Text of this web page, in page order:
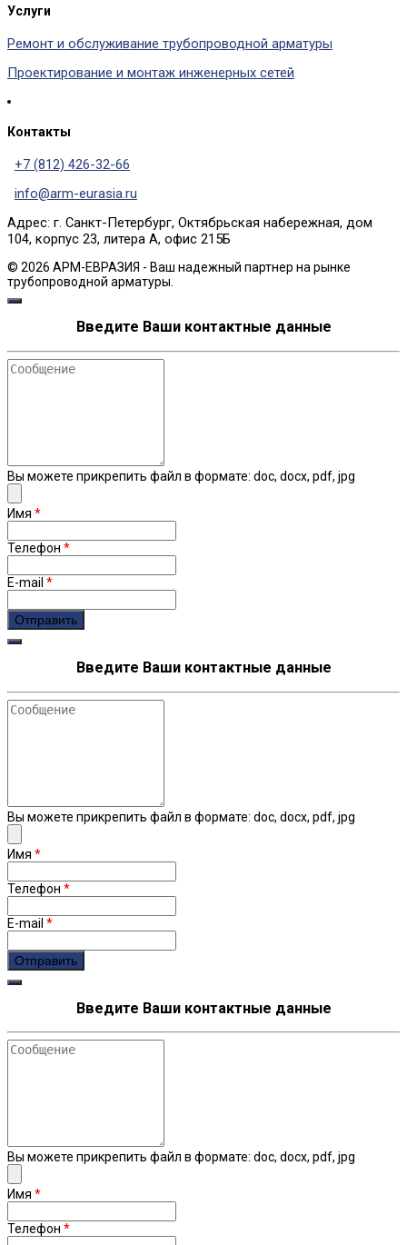
Услуги
Ремонт и обслуживание трубопроводной арматуры
Проектирование и монтаж инженерных сетей
Контакты
+7 (812) 426-32-66
info@arm-eurasia.ru
Адрес: г. Санкт-Петербург, Октябрьская набережная, дом
104, корпус 23, литера А, офис 215Б
© 2026 АРМ-ЕВРАЗИЯ - Ваш надежный партнер на рынке
трубопроводной арматуры.
Введите Ваши контактные данные
Сообщение
Вы можете прикрепить файл в формате: doc, docx, pdf, jpg
Имя *
Телефон *
E-mail *
recaptcha
Введите Ваши контактные данные
Сообщение
Вы можете прикрепить файл в формате: doc, docx, pdf, jpg
Имя *
Телефон *
E-mail *
recaptcha
Введите Ваши контактные данные
Сообщение
Вы можете прикрепить файл в формате: doc, docx, pdf, jpg
Имя *
Телефон *